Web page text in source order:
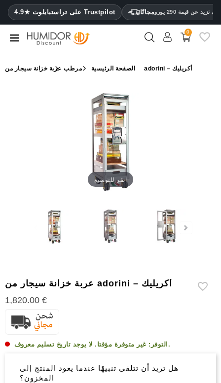
4.9★ على تراستبايلوت Trustpilot مجانًا عن قيمة 290 يورو CATEGORY
مرطب
خزائن
ترطيب
0
الصفحة الرئيسية مرطب عربة خزانة سيجار من adorini – أكريليك
انقر للتوسيع
عربة خزانة سيجار من adorini – أكريليك
1,820.00 €
التوفر: غير متوفرة مؤقتا. لا يوجد تاريخ تسليم معروف.
هل تريد أن تتلقى تنبيهًا عندما يعود المنتج إلى
المخزون؟